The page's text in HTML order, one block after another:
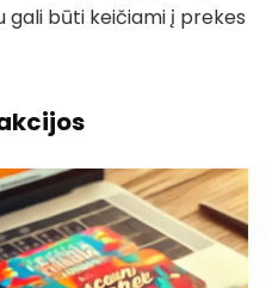
gali būti keičiami į prekes